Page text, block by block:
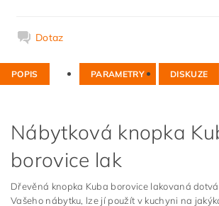
Dotaz
POPIS PARAMETRY DISKUZE
Nábytková knopka
borovice lak
Dřevěná knopka Kuba borovice lakovaná
Vašeho nábytku, lze jí použít v kuchyni na